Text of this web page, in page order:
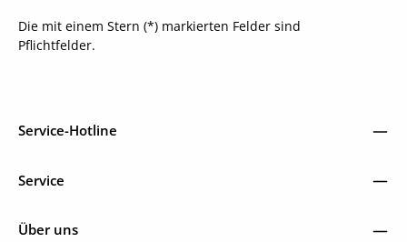
Die mit einem Stern (*) markierten Felder sind
Pflichtfelder.
Service-Hotline
Service
Über uns